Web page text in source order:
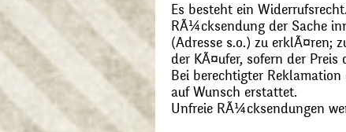
Es besteht ein
RÃ¼cksendung der Sache
(Adresse s.o.) zu erklÃ¤ren;
der KÃ¤ufer, sofern der
Bei berechtigter
auf Wunsch erstattet.
Unfreie RÃ¼cksendungen